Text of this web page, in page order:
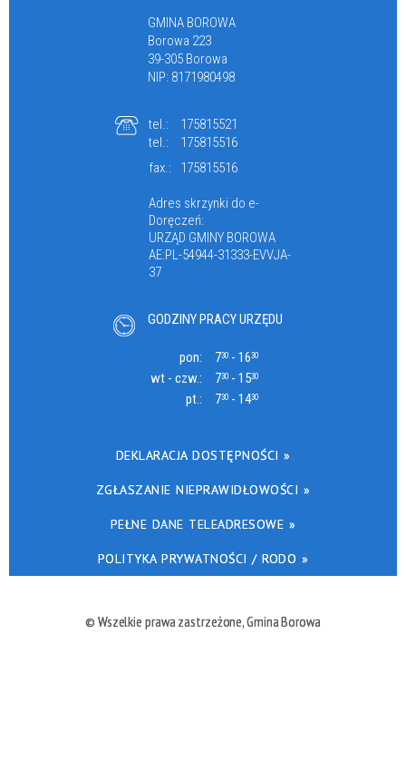
GMINA BOROWA
Borowa 223
39-305 Borowa
NIP: 8171980498
tel.:
175815521
tel.:
175815516
fax.:
175815516
Adres skrzynki do e-
Doręczeń:
URZĄD GMINY BOROWA
AE:PL-54944-31333-EVVJA-
37
GODZINY PRACY URZĘDU
pon: 730 - 1630
wt - czw.: 730 - 1530
pt.: 730 - 1430
DEKLARACJA DOSTĘPNOŚCI »
ZGŁASZANIE NIEPRAWIDŁOWOŚCI »
PEŁNE DANE TELEADRESOWE »
POLITYKA PRYWATNOŚCI / RODO »
© Wszelkie prawa zastrzeżone, Gmina Borowa